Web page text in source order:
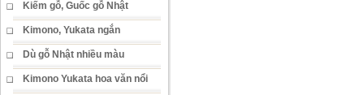
Kiếm gỗ, Guốc gỗ Nhật
Kimono, Yukata ngắn
Dù gỗ Nhật nhiều màu
Kimono Yukata hoa văn nổi